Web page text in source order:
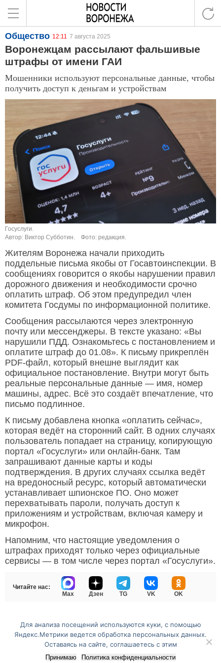
Общество 12:11 7 августа 2025
Воронежцам рассылают фальшивые
штрафы от имени ГАИ
Мошенники используют персональные данные, чтобы
получить доступ к деньгам и устройствам
Госуслуги.
Автор: Виктор Субботин.
Фото: редакция.
Жителям Воронежа начали приходить
поддельные письма якобы от Госавтоинспекции. В
сообщениях говорится о якобы нарушении правил
дорожного движения и необходимости срочно
оплатить штраф. Об этом предупредил член
комитета Госдумы по информационной политике.
Сообщения рассылаются через электронную
почту или мессенджеры. В тексте указано: «Вы
нарушили ПДД. Ознакомьтесь с постановлением и
оплатите штраф до 01.08». К письму прикреплён
PDF-файл, который внешне выглядит как
официальное постановление. Внутри могут быть
реальные персональные данные — имя, номер
машины, адрес. Всё это создаёт впечатление, что
письмо подлинное.
К письму добавлена кнопка «оплатить сейчас»,
которая ведёт на сторонний сайт. В одних случаях
пользователь попадает на страницу, копирующую
портал «Госуслуги» или онлайн-банк. Там
запрашивают данные карты и коды
подтверждения. В других случаях ссылка ведёт
на вредоносный ресурс, который автоматически
устанавливает шпионское ПО. Оно может
перехватывать пароли, получать доступ к
приложениям и устройствам, включая камеру и
микрофон.
Напомним, что настоящие уведомления о
штрафах приходят только через официальные
сервисы — в том числе через портал «Госуслуги».
Читайте нас:
Max
Дзен TG VK OK
Перейти на полную версию сайта
Для анализа посещений используются куки, с помощью
Яндекс.Метрики ведется обработка персональных данных.
Оставаясь на сайте, соглашаетесь с этим
Принимаю Политика конфиденциальности